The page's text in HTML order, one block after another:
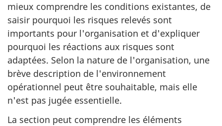
mieux comprendre les conditions existantes, de
saisir pourquoi les risques relevés sont
importants pour l'organisation et d'expliquer
pourquoi les réactions aux risques sont
adaptées. Selon la nature de l'organisation, une
brève description de l'environnement
opérationnel peut être souhaitable, mais elle
n'est pas jugée essentielle.
La section peut comprendre les éléments